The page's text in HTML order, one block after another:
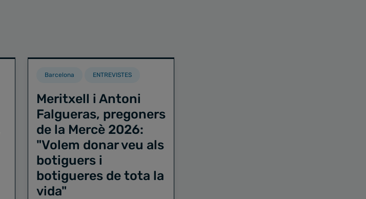
Barcelona ENTREVISTES
Meritxell i Antoni
Falgueras, pregoners
de la Mercè 2026:
"Volem donar veu als
botiguers i
botigueres de tota la
vida"